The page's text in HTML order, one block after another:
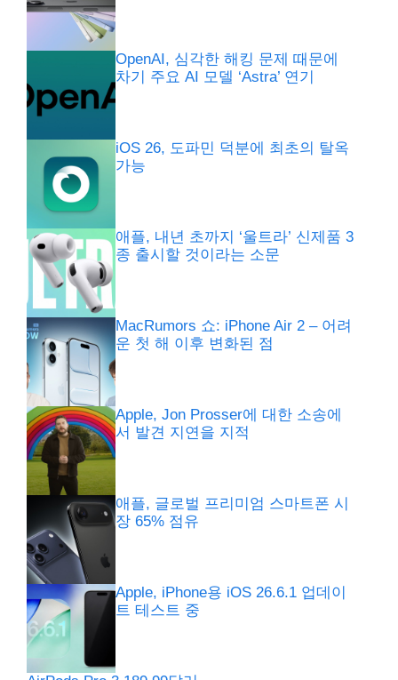
OpenAI, 심각한 해킹 문제 때문에
차기 주요 AI 모델 ‘Astra’ 연기
iOS 26, 도파민 덕분에 최초의 탈옥
가능
애플, 내년 초까지 ‘울트라’ 신제품 3
종 출시할 것이라는 소문
MacRumors 쇼: iPhone Air 2 – 어려
운 첫 해 이후 변화된 점
Apple, Jon Prosser에 대한 소송에
서 발견 지연을 지적
애플, 글로벌 프리미엄 스마트폰 시
장 65% 점유
Apple, iPhone용 iOS 26.6.1 업데이
트 테스트 중